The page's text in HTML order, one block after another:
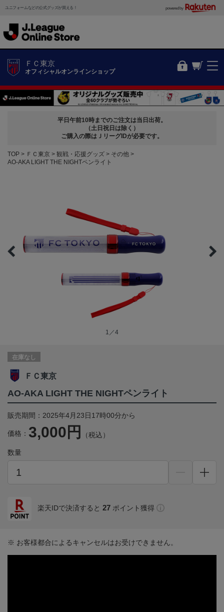
ユニフォームなどの公式グッズが買える！ powered by
ＦＣ東京
オフィシャルオンラインショップ
平日午前10時までのご注文は当日出荷。
（土日祝日は除く）
ご購入の際はＪリーグIDが必要です。
TOP ＦＣ東京 観戦・応援グッズ
その他
AO-AKA LIGHT THE NIGHTペンライト
1／4
在庫なし
ＦＣ東京
AO-AKA LIGHT THE NIGHTペンライト
販売期間：2025年4月23日17時00分から
価格： 3,000円 （税込）
数量
楽天IDで決済すると 27 ポイント獲得
※ お客様都合によるキャンセルはお受けできません。